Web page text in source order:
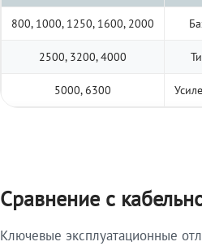
800, 1000, 1250, 1600, 2000
2500, 3200, 4000
5000, 6300
Сравнение с
Ключевые эксплуатационные